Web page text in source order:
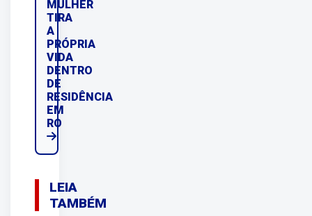
MULHER
TIRA
A
PRÓPRIA
VIDA
DENTRO
DE
RESIDÊNCIA
EM
RO
LEIA
TAMBÉM